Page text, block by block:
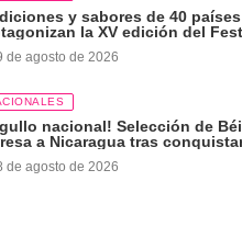
y sabores de 40 países
la XV edición del
de las Artes
de agosto de 2026
nacional! Selección de
a Nicaragua tras
de agosto de 2026